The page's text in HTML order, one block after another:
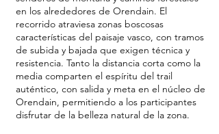
en los alrededores de Orendain. El
recorrido atraviesa zonas boscosas
características del paisaje vasco, con tramos
de subida y bajada que exigen técnica y
resistencia. Tanto la distancia corta como la
media comparten el espíritu del trail
auténtico, con salida y meta en el núcleo de
Orendain, permitiendo a los participantes
disfrutar de la belleza natural de la zona.